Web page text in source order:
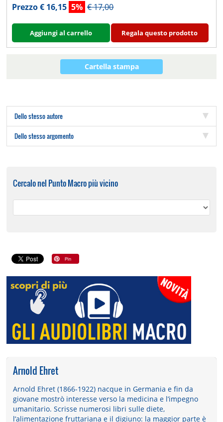
Prezzo € 16,15 5% € 17,00
Aggiungi al carrello Regala questo prodotto
Cartella stampa
Dello stesso autore
Dello stesso argomento
Cercalo nel Punto Macro più vicino
Arnold Ehret
Arnold Ehret (1866-1922) nacque in Germania e fin da
giovane mostrò interesse verso la medicina e l’impegno
umanitario. Scrisse numerosi libri sulle diete,
l’alimentazione fruttariana e il digiuno: la maggior parte è